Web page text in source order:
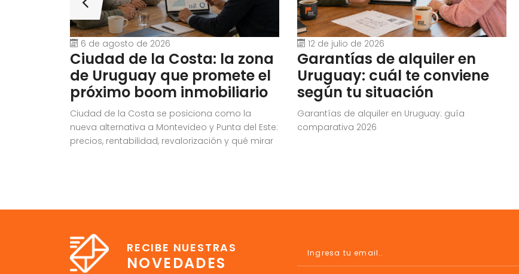
6 de agosto de 2026
Ciudad de la Costa: la zona
de Uruguay que promete el
próximo boom inmobiliario
Ciudad de la Costa se posiciona como la
nueva alternativa a Montevideo y Punta del Este:
precios, rentabilidad, revalorización y qué mirar
12 de julio de 2026
Garantías de alquiler en
Uruguay: cuál te conviene
según tu situación
Garantías de alquiler en Uruguay: guía
comparativa 2026
RECIBE NUESTRAS
NOVEDADES